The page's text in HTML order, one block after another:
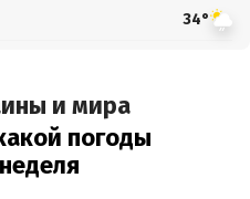
34°
и мира
погоды